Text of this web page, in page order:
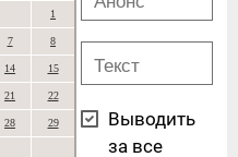
1
7 8
14 15
21 22
28 29
Выводить
за все